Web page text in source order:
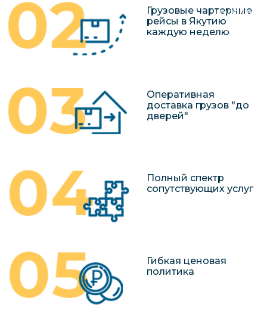
грузов в
Перевозка
Грузовые чартерные
рейсы в Якутию
каждую неделю
Оперативная
доставка грузов "до
дверей"
Полный спектр
сопутствующих услуг
Гибкая ценовая
политика